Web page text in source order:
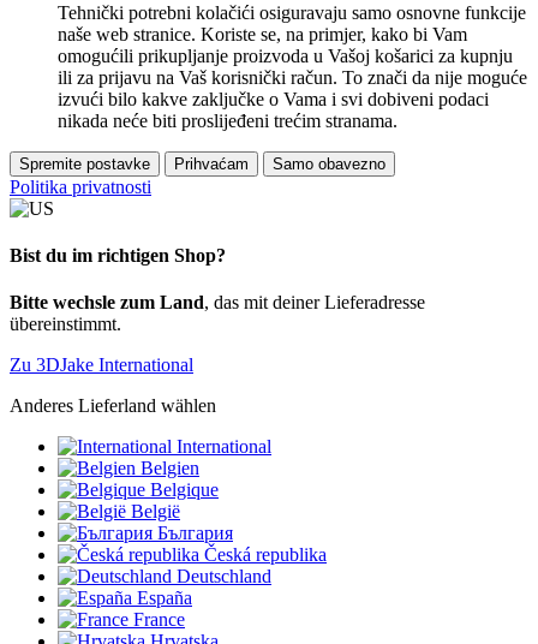
Tehnički potrebni kolačići osiguravaju samo osnovne funkcije
naše web stranice. Koriste se, na primjer, kako bi Vam
omogućili prikupljanje proizvoda u Vašoj košarici za kupnju
ili za prijavu na Vaš korisnički račun. To znači da nije moguće
izvući bilo kakve zaključke o Vama i svi dobiveni podaci
nikada neće biti proslijeđeni trećim stranama.
Spremite postavke Prihvaćam Samo obavezno
Politika privatnosti
Bist du im richtigen Shop?
Bitte wechsle zum Land, das mit deiner Lieferadresse
übereinstimmt.
Zu 3DJake International
Anderes Lieferland wählen
International
Belgien
Belgique
België
България
Česká republika
Deutschland
España
France